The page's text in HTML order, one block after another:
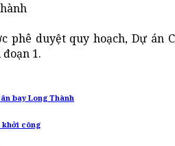
phê duyệt quy hoạch, Dự án
1.
bay Long Thành
khởi công